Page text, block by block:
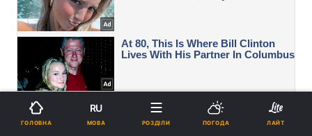
ГОЛОВНА
RU
МОВА РОЗДІЛИ ПОГОДА ЛАЙТ